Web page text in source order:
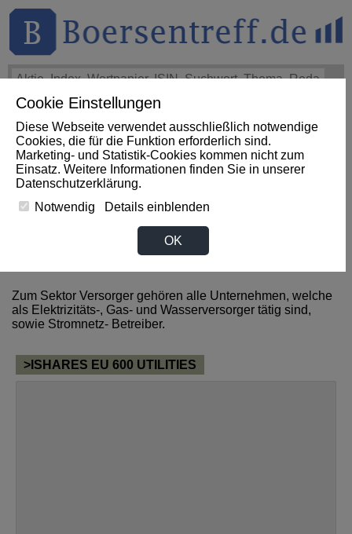
Cookie Einstellungen
Diese Webseite verwendet ausschließlich notwendige
Cookies, die für die Funktion erforderlich sind.
Marketing- und Statistik-Cookies kommen nicht zum
Einsatz. Weitere Informationen finden Sie in unserer
Datenschutzerklärung.
Notwendig
Details einblenden
OK
THEMEN HOT-STOCKS
Impact News +++ ETSY Q2 Earnings Beat on GMS and Ads
Strength, Revenues Rise Y/Y (Zacks) +++ ETSY Aktie
+3,72%
News zum Sektor Versorger
aus Kamerun
Zum Sektor Versorger gehören alle Unternehmen, welche
als Elektrizitäts-, Gas- und Wasserversorger tätig sind,
sowie Stromnetz- Betreiber.
>ISHARES EU 600 UTILITIES